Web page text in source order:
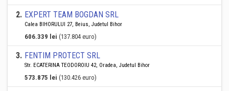
2. EXPERT TEAM BOGDAN SRL
Calea BIHORULUI 27, Beius, Judetul Bihor
606.339 lei (137.804 euro)
3. FENTIM PROTECT SRL
Str. ECATERINA TEODOROIU 42, Oradea, Judetul Bihor
573.875 lei (130.426 euro)